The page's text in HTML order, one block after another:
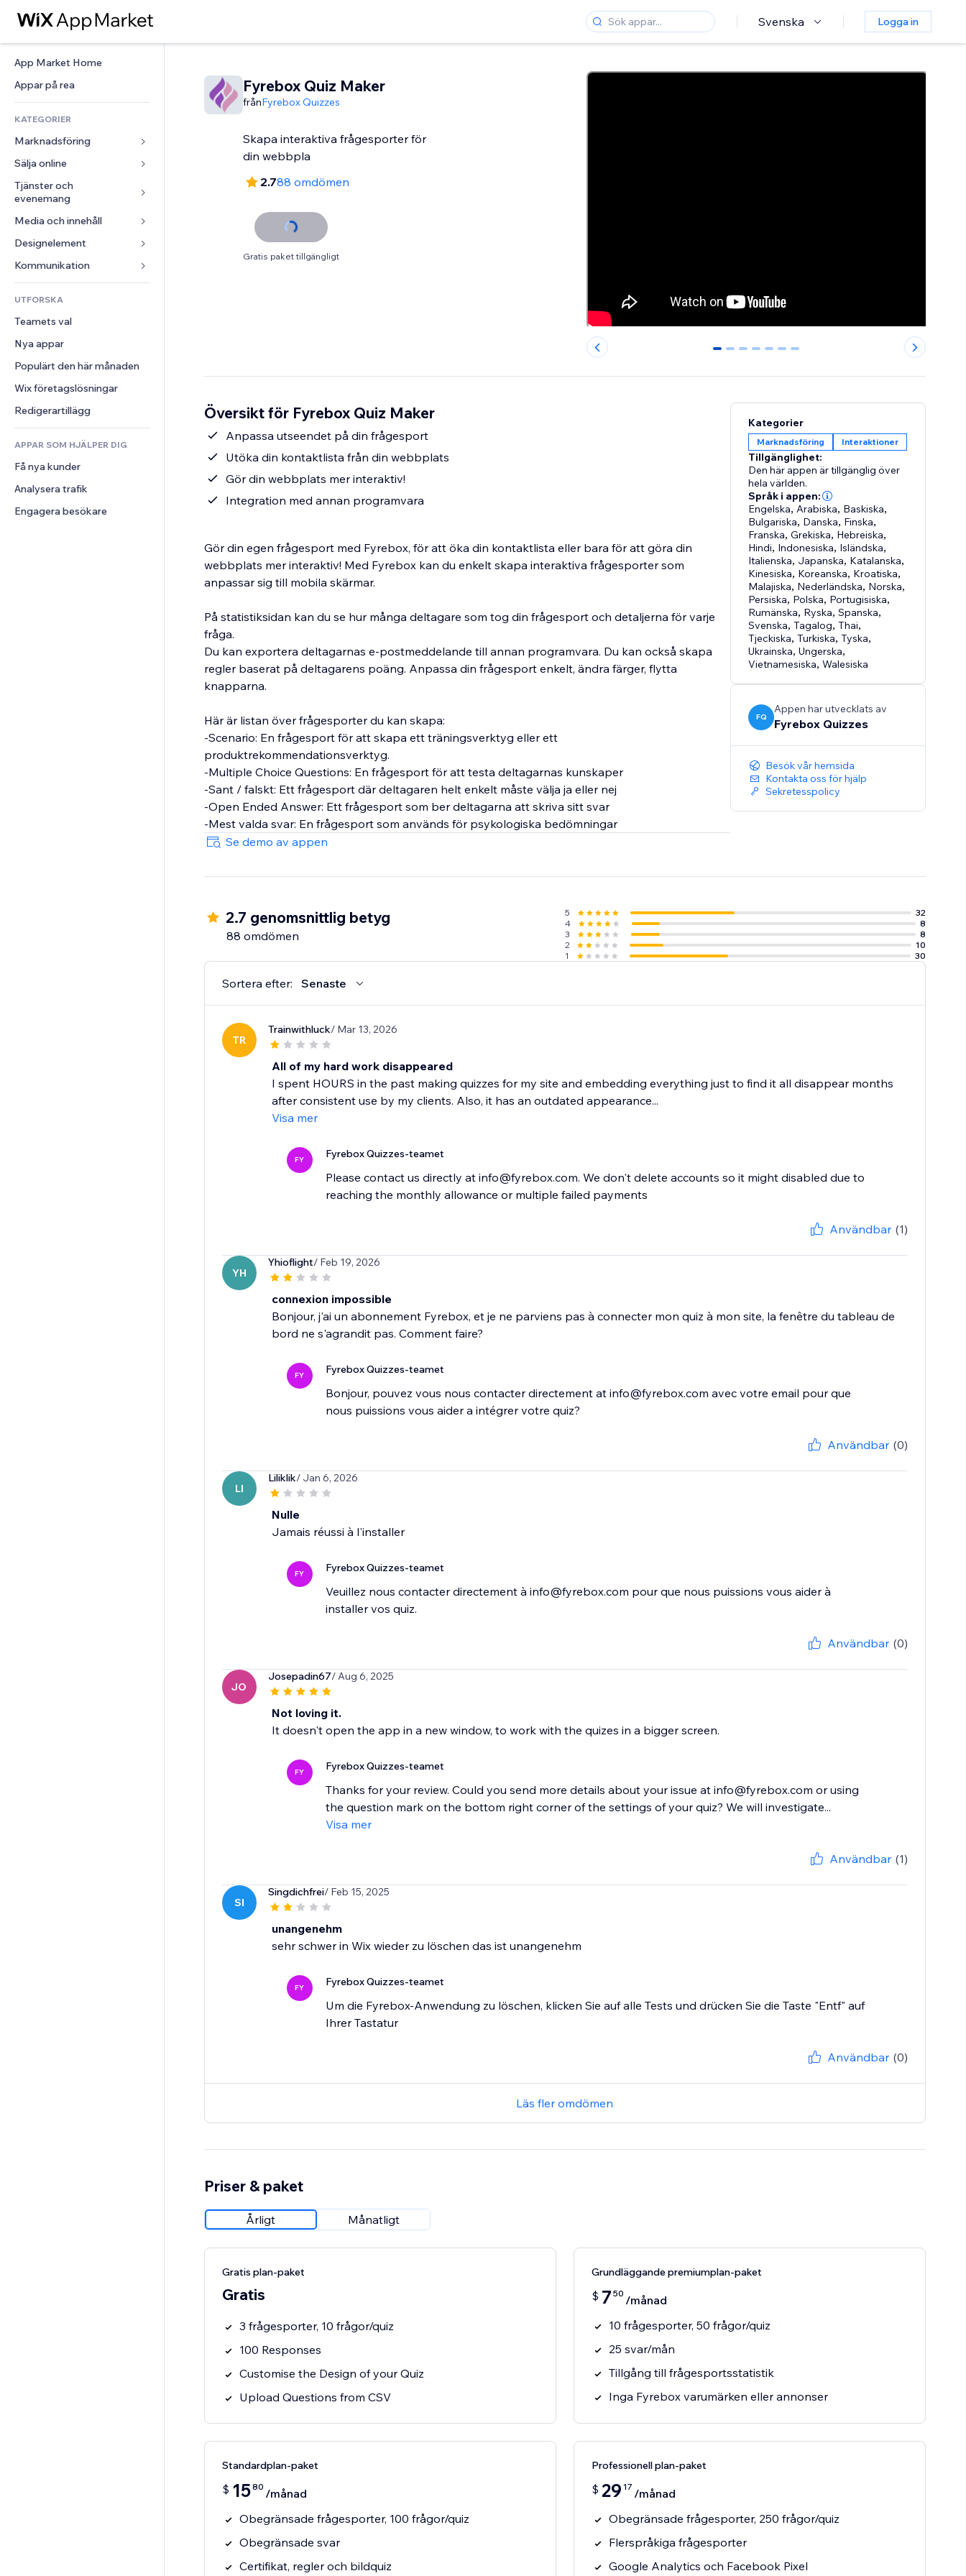
Svenska Logga in
App Market Home
Appar på rea
KATEGORIER
Marknadsföring
Annonser
Mobil
Statistik
Sociala medier
SEO
Interaktioner
Listningar
E-post
Konvertering
Sälja online
Appar för butiker
Frakt och leverans
Sälj-knappar
Onlinekurser
Beställtryck
Redovisning
Kuponger och lojalitet
Lagerlösningar
Dropshipping
Priser och abonnemang
Crowdfunding
Mat och dryck
Tjänster och
evenemang
Hotell
Evenemang
Restauranger
Fastigheter
Bokningar
Media och innehåll
Galleri
Musik
Podcasts
Fotografering
Video
PDF
Fildelning
Nyheter
Designelement
Kartor och navigering
Integritet och säkerhet
Klocka
Sidmallar
Bildeffekter
Knappar och menyer
Banners och märken
Kalkylatorer
Sök
Väder
Diagram och tabeller
Formulär
Undersökningar
Chatt
Kommentarer
Telefon
Community
Omdömen och recensioner
CRM
UTFORSKA
Teamets val
Nya appar
Populärt den här månaden
Wix företagslösningar
Redigerartillägg
APPAR SOM HJÄLPER DIG
Få nya kunder
Analysera trafik
Engagera besökare
Fyrebox Quiz Maker
frånFyrebox Quizzes
Skapa interaktiva frågesporter för
din webbpla
2.788 omdömen
Gratis paket tillgängligt
0 1 2 3 4 5 6
Översikt för Fyrebox Quiz Maker
Anpassa utseendet på din frågesport
Utöka din kontaktlista från din webbplats
Gör din webbplats mer interaktiv!
Integration med annan programvara
Gör din egen frågesport med Fyrebox, för att öka din kontaktlista eller bara för att göra din
webbplats mer interaktiv! Med Fyrebox kan du enkelt skapa interaktiva frågesporter som
anpassar sig till mobila skärmar.
På statistiksidan kan du se hur många deltagare som tog din frågesport och detaljerna för varje
fråga.
Du kan exportera deltagarnas e-postmeddelande till annan programvara. Du kan också skapa
regler baserat på deltagarens poäng. Anpassa din frågesport enkelt, ändra färger, flytta
knapparna.
Här är listan över frågesporter du kan skapa:
-Scenario: En frågesport för att skapa ett träningsverktyg eller ett
produktrekommendationsverktyg.
-Multiple Choice Questions: En frågesport för att testa deltagarnas kunskaper
-Sant / falskt: Ett frågesport där deltagaren helt enkelt måste välja ja eller nej
-Open Ended Answer: Ett frågesport som ber deltagarna att skriva sitt svar
-Mest valda svar: En frågesport som används för psykologiska bedömningar
Se demo av appen
Kategorier
Marknadsföring Interaktioner
Tillgänglighet:
Den här appen är tillgänglig över
hela världen.
Språk i appen:
Engelska, Arabiska, Baskiska,
Bulgariska, Danska, Finska,
Franska,Grekiska, Hebreiska,
Hindi, Indonesiska, Isländska,
Italienska, Japanska, Katalanska,
Kinesiska, Koreanska, Kroatiska,
Malajiska, Nederländska, Norska,
Persiska, Polska, Portugisiska,
Rumänska, Ryska,Spanska,
Svenska,Tagalog,Thai,
Tjeckiska,Turkiska,Tyska,
Ukrainska,Ungerska,
Vietnamesiska,Walesiska
FQ
Appen har utvecklats av
Fyrebox Quizzes
Besök vår hemsida
Kontakta oss för hjälp
Sekretesspolicy
2.7 genomsnittlig betyg
88 omdömen
5
32
4
8
3
8
2
10
1
30
Sortera efter: Senaste
TR
Trainwithluck/ Mar 13, 2026
All of my hard work disappeared
I spent HOURS in the past making quizzes for my site and embedding everything just to find it all disappear months
after consistent use by my clients. Also, it has an outdated appearance...
Visa mer
FY Fyrebox Quizzes-teamet
Please contact us directly at info@fyrebox.com. We don't delete accounts so it might disabled due to
reaching the monthly allowance or multiple failed payments
Användbar (1)
YH
Yhioflight/ Feb 19, 2026
connexion impossible
Bonjour, j'ai un abonnement Fyrebox, et je ne parviens pas à connecter mon quiz à mon site, la fenêtre du tableau de
bord ne s'agrandit pas. Comment faire?
FY Fyrebox Quizzes-teamet
Bonjour, pouvez vous nous contacter directement at info@fyrebox.com avec votre email pour que
nous puissions vous aider a intégrer votre quiz?
Användbar (0)
LI
Liliklik/ Jan 6, 2026
Nulle
Jamais réussi à l'installer
FY Fyrebox Quizzes-teamet
Veuillez nous contacter directement à info@fyrebox.com pour que nous puissions vous aider à
installer vos quiz.
Användbar (0)
JO
Josepadin67/ Aug 6, 2025
Not loving it.
It doesn't open the app in a new window, to work with the quizes in a bigger screen.
FY Fyrebox Quizzes-teamet
Thanks for your review. Could you send more details about your issue at info@fyrebox.com or using
the question mark on the bottom right corner of the settings of your quiz? We will investigate...
Visa mer
Användbar (1)
SI
Singdichfrei/ Feb 15, 2025
unangenehm
sehr schwer in Wix wieder zu löschen das ist unangenehm
FY Fyrebox Quizzes-teamet
Um die Fyrebox-Anwendung zu löschen, klicken Sie auf alle Tests und drücken Sie die Taste "Entf" auf
Ihrer Tastatur
Användbar (0)
Läs fler omdömen
Priser & paket
Årligt Månatligt
Gratis plan-paket
Gratis
3 frågesporter, 10 frågor/quiz
100 Responses
Customise the Design of your Quiz
Upload Questions from CSV
Grundläggande premiumplan-paket
$ 7 50 /månad
10 frågesporter, 50 frågor/quiz
25 svar/mån
Tillgång till frågesportsstatistik
Inga Fyrebox varumärken eller annonser
Standardplan-paket
$ 1580 /månad
Obegränsade frågesporter, 100 frågor/quiz
Obegränsade svar
Certifikat, regler och bildquiz
Professionell plan-paket
$ 29 17 /månad
Obegränsade frågesporter, 250 frågor/quiz
Flerspråkiga frågesporter
Google Analytics och Facebook Pixel